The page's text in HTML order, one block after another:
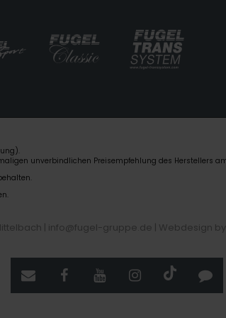
unverbindlichen Preisempfehlung des Herstellers
| info@fugel-gruppe.de | Webdesign by